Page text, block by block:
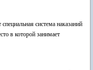
система наказаний
в которой занимает